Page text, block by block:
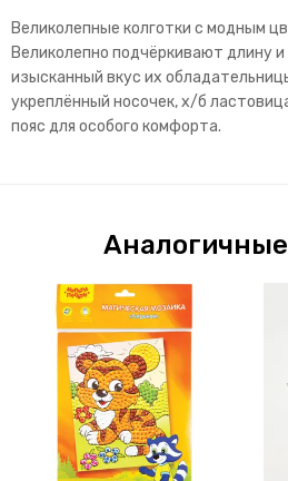
Великолепные колготки с модным
Великолепно подчёркивают длину
изысканный вкус их
укреплённый носочек, х/б
пояс для особого комфорта.